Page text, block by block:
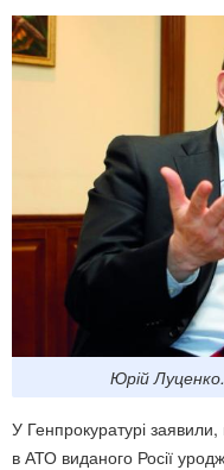
Юрій
У Генпрокуратурі
в АТО виданого Росії